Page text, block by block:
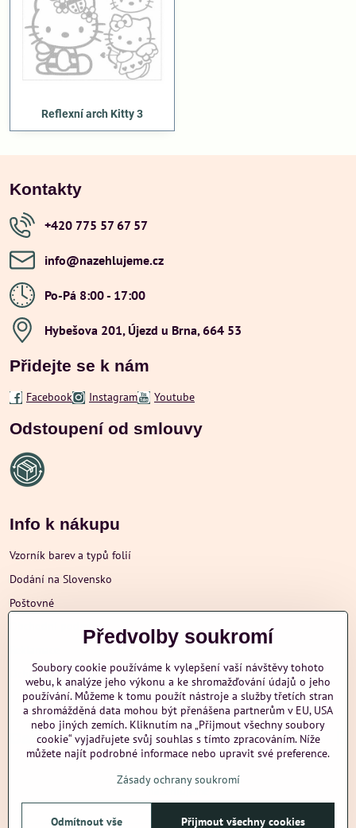
Reflexní arch Kitty 3
Kontakty
+420 775 57 67 57
info​@nazehlujeme​.cz
Po-Pá 8:00 - 17:00
Hybešova 201, Újezd u Brna, 664 53
Přidejte se k nám
Facebook Instagram Youtube
Odstoupení od smlouvy
Info k nákupu
Vzorník barev a typů folií
Dodání na Slovensko
Poštovné
Obchodní podmínky
Ochrana osobních údajů
Další informace
nazehlujeme
Předvolby soukromí
Soubory cookie používáme k vylepšení vaší návštěvy tohoto
webu, k analýze jeho výkonu a ke shromažďování údajů o jeho
používání. Můžeme k tomu použít nástroje a služby třetích stran
a shromážděná data mohou být přenášena partnerům v EU, USA
nebo jiných zemích. Kliknutím na „Přijmout všechny soubory
cookie“ vyjadřujete svůj souhlas s tímto zpracováním. Níže
můžete najít podrobné informace nebo upravit své preference.
Zásady ochrany soukromí
Přijmout všechny cookies
Odmítnout vše